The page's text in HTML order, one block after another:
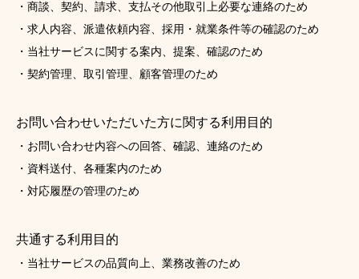
・商談、契約、請求、支払その他取引上必要な連絡のため
・求人内容、派遣依頼内容、採用・就業条件等の確認のため
・当社サービスに関する案内、提案、確認のため
・契約管理、取引管理、顧客管理のため
お問い合わせいただいた方に関する利用目的
・お問い合わせ内容への回答、確認、連絡のため
・資料送付、各種案内のため
・対応履歴の管理のため
共通する利用目的
・当社サービスの品質向上、業務改善のため